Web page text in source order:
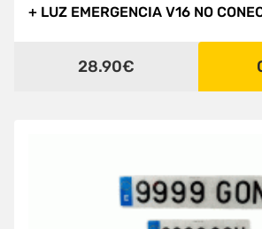
+ LUZ EMERGENCIA V16 NO
28.90€